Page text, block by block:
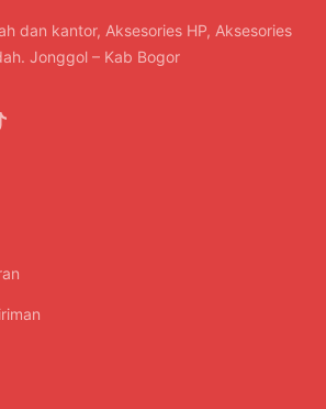
dan kantor, Aksesories HP, Aksesories
Jonggol – Kab Bogor